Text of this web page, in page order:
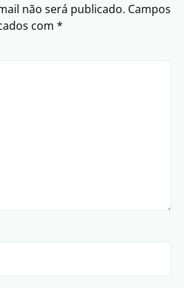
não será publicado. Campos
com *